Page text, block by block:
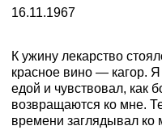
16.11.1967
К ужину лекарство
красное вино — кагор.
едой и чувствовал, как
возвращаются ко мне.
времени заглядывал ко